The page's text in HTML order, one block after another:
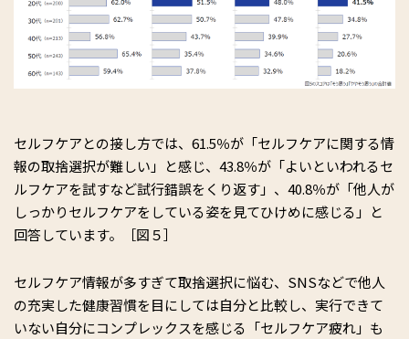
セルフケアとの接し方では、61.5％が「セルフケアに関する情
報の取捨選択が難しい」と感じ、43.8％が「よいといわれるセ
ルフケアを試すなど試行錯誤をくり返す」、40.8％が「他人が
しっかりセルフケアをしている姿を見てひけめに感じる」と
回答しています。［図５］
セルフケア情報が多すぎて取捨選択に悩む、SNSなどで他人
の充実した健康習慣を目にしては自分と比較し、実行できて
いない自分にコンプレックスを感じる「セルフケア疲れ」も